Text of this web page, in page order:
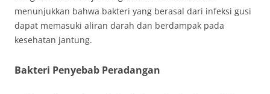
menunjukkan bahwa bakteri yang berasal dari infeksi gusi
dapat memasuki aliran darah dan berdampak pada
kesehatan jantung.
Bakteri Penyebab Peradangan